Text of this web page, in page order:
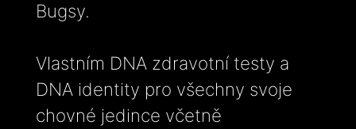
Bugsy.
Vlastním DNA zdravotní testy a
DNA identity pro všechny svoje
chovné jedince včetně